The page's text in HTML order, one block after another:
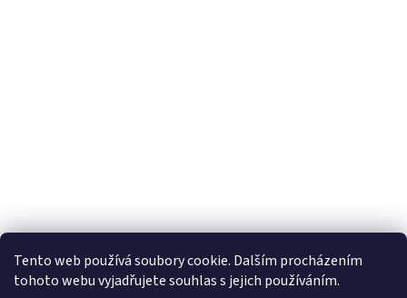
Tento web používá soubory cookie. Dalším procházením
tohoto webu vyjadřujete souhlas s jejich používáním.